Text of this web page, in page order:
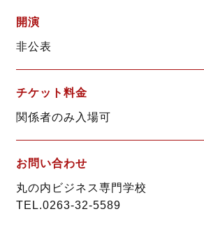
開演
非公表
チケット料金
関係者のみ入場可
お問い合わせ
丸の内ビジネス専門学校
TEL.0263-32-5589